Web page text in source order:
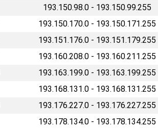
193.150.98.0 - 193.150.99.255
193.150.170.0 - 193.150.171.255
193.151.176.0 - 193.151.179.255
193.160.208.0 - 193.160.211.255
193.163.199.0 - 193.163.199.255
193.168.131.0 - 193.168.131.255
193.176.227.0 - 193.176.227.255
193.178.134.0 - 193.178.134.255